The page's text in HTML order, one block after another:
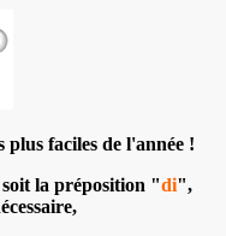
plus faciles de l'année !
la préposition "di",